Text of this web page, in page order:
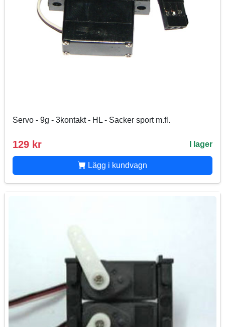
Servo - 9g - 3kontakt - HL - Sacker sport m.fl.
129 kr I lager
Lägg i kundvagn